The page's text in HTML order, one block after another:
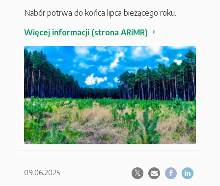
Nabór potrwa do końca lipca bieżącego roku.
Więcej informacji (strona ARiMR)
09.06.2025